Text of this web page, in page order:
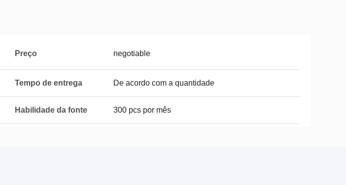
Preço negotiable
Tempo de entrega De acordo com a quantidade
Habilidade da fonte 300 pcs por mês